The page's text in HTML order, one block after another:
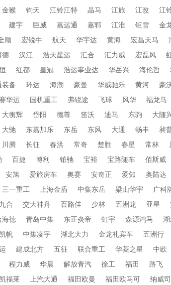
金猴 钧天 江铃江特 晶马 江旅 江改 江
建宇 巨威 嘉运通 嘉郓 江淮 钜雪 金
顺 宏锐牛 航天 华宇达 黄海 宏昌天马
德 汉江 浩天星运 汇合 汇力威 宏磊风
红都 皇冠 浩运事业达 华岳兴 海伦哲
装备 环达 海潮 豪曼 华威驰乐 黄河 豪
华运 国机重工 弗锐途 飞球 风华 福龙马
大衡辉 岱阳 德尊 笛沃 迪马 东驹 大随
大驰 东嘉加乐 东岳 东风 大通 畅丰 昶
川腾 长征 春洪 常奇 楚胜 春星 常林
百捷 博利 铂驰 宝裕 宝路随车 佰斯威
安旭 爱旅房车 奥赛 安奇正 爱知 奥陆达
三一重工 上海金盾 中集东岳 梁山华宇 广科
合 交大神舟 百路佳 少林 五洲龙 亚星
海德 青岛中集 东正炎帝 虹宇 森源鸿马
帆 中集凌宇 湖北大力 金龙礼宾车 五洲行
建成北方 五征 联合重工 华菱之星 中欧
程力威 华晨 解放青汽 徐工 福田 路飞
福莱 上汽大通 福田欧曼 福田欧马可 纳威